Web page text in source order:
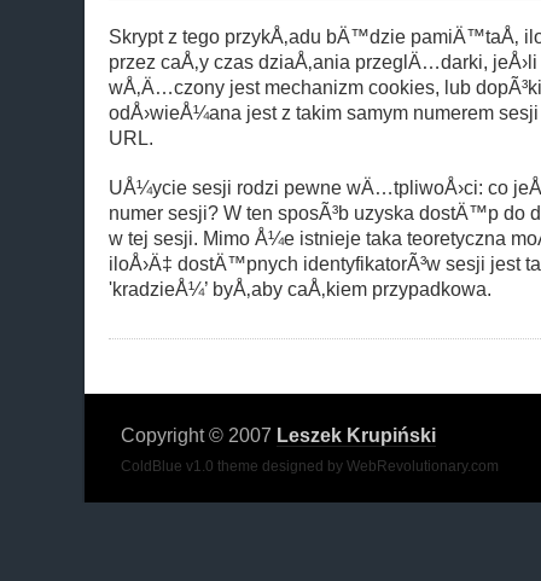
Skrypt z tego przykÅ‚adu bÄ™dzie pamiÄ™taÅ‚
przez caÅ‚y czas dziaÅ‚ania przeglÄ…darki,
wÅ‚Ä…czony jest mechanizm cookies, lub
odÅ›wieÅ¼ana jest z takim samym numerem
URL.
UÅ¼ycie sesji rodzi pewne wÄ…tpliwoÅ›ci: co
numer sesji? W ten sposÃ³b uzyska dostÄ™p do
w tej sesji. Mimo Å¼e istnieje taka teoretyczna
iloÅ›Ä‡ dostÄ™pnych identyfikatorÃ³w sesji jest
'kradzieÅ¼’ byÅ‚aby caÅ‚kiem przypadkowa.
Copyright © 2007 Leszek Krupiński
ColdBlue v1.0 theme designed by WebRevolutionary.com